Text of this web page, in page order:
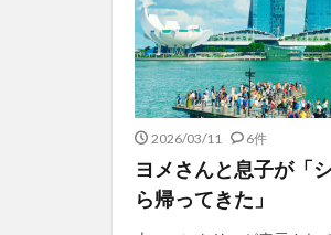
2026/03/11 6件
ヨメさんと息子が「
ら帰ってきた」